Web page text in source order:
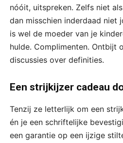
nóóit, uitspreken. Zelfs niet
dan misschien inderdaad niet
is wel de moeder van je
hulde. Complimenten. Ontbijt
discussies over definities.
Een strijkijzer cadeau
Tenzij ze letterlijk om een
én je een schriftelijke
een garantie op een ijzige